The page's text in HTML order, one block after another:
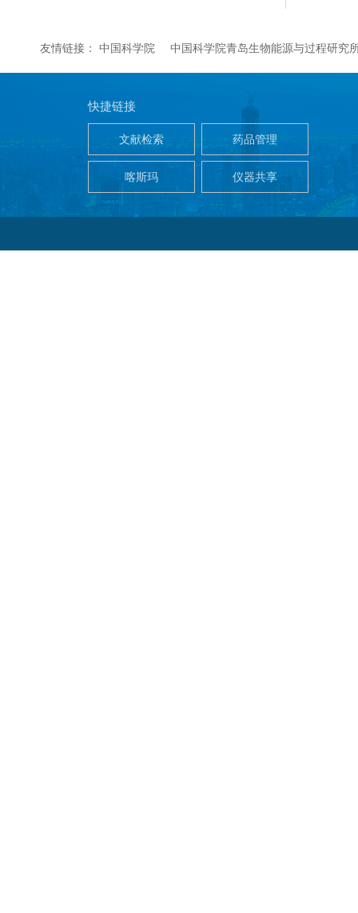
友情链接： 中国科学院 中国科学院青岛生物能源与过程研究
快捷链接
药品管理
文献检索
仪器共享
喀斯玛